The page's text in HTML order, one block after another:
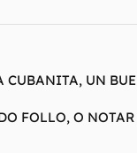
UN
FOLLO, O